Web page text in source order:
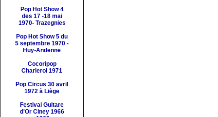
Pop Hot Show 4
des 17 -18 mai
1970- Trazegnies
Pop Hot Show 5 du
5 septembre 1970 -
Huy-Andenne
Cocoripop
Charleroi 1971
Pop Circus 30 avril
1972 à Liège
Festival Guitare
d'OrCiney 1966